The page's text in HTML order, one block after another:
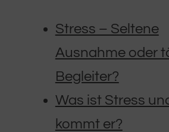
Stress – Seltene
Ausnahme oder
Begleiter?
Was ist Stress
kommt er?